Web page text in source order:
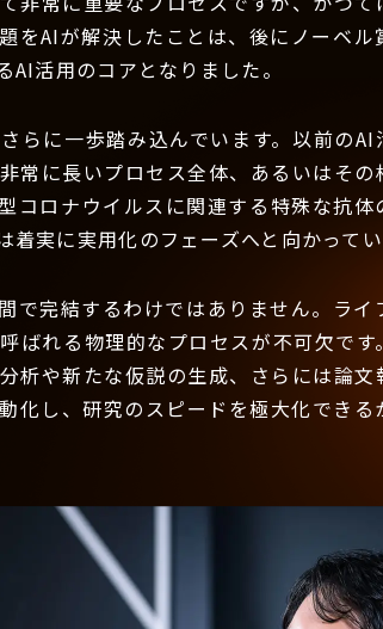
をAIが解決したことは、後にノーベ
AI活用のコアとなりました。
らに一歩踏み込んでいます。以前の
常に長いプロセス全体、あるいはそ
コロナウイルスに関連する特殊な抗
実に実用化のフェーズへと向かってい
で完結するわけではありません。ラ
ばれる物理的なプロセスが不可欠で
析や新たな仮説の生成、さらには論
化し、研究のスピードを極大化でき